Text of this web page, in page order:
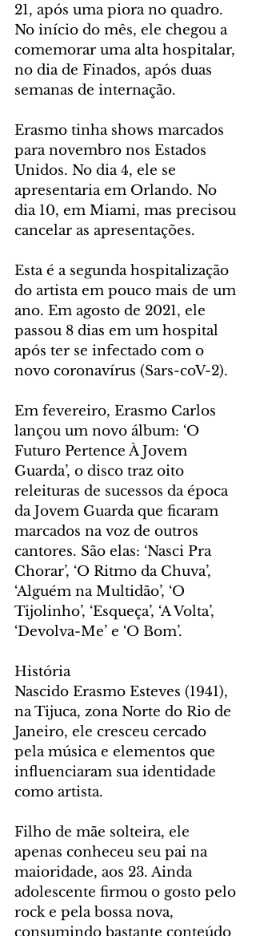
21, após uma piora no quadro.
No início do mês, ele chegou a
comemorar uma alta hospitalar,
no dia de Finados, após duas
semanas de internação.
Erasmo tinha shows marcados
para novembro nos Estados
Unidos. No dia 4, ele se
apresentaria em Orlando. No
dia 10, em Miami, mas precisou
cancelar as apresentações.
Esta é a segunda hospitalização
do artista em pouco mais de um
ano. Em agosto de 2021, ele
passou 8 dias em um hospital
após ter se infectado com o
novo coronavírus (Sars-coV-2).
Em fevereiro, Erasmo Carlos
lançou um novo álbum: ‘O
Futuro Pertence À Jovem
Guarda’, o disco traz oito
releituras de sucessos da época
da Jovem Guarda que ficaram
marcados na voz de outros
cantores. São elas: ‘Nasci Pra
Chorar’, ‘O Ritmo da Chuva’,
‘Alguém na Multidão’, ‘O
Tijolinho’, ‘Esqueça’, ‘A Volta’,
‘Devolva-Me’ e ‘O Bom’.
História
Nascido Erasmo Esteves (1941),
na Tijuca, zona Norte do Rio de
Janeiro, ele cresceu cercado
pela música e elementos que
influenciaram sua identidade
como artista.
Filho de mãe solteira, ele
apenas conheceu seu pai na
maioridade, aos 23. Ainda
adolescente firmou o gosto pelo
rock e pela bossa nova,
consumindo bastante conteúdo